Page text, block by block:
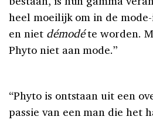
heel moeilijk om in de
en niet démodéte worden.
Phyto niet aan mode.”
“Phyto is ontstaan uit een
passie van een man die het